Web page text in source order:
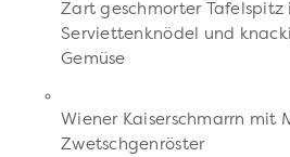
Zart geschmorter Tafelspitz
Serviettenknödel und
Gemüse
Wiener Kaiserschmarrn mit
Zwetschgenröster